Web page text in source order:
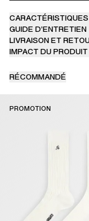
GUIDE D’ENTRETIEN
LIVRAISON ET
IMPACT DU PRODUIT
RÉCOMMANDÉ
PROMOTION